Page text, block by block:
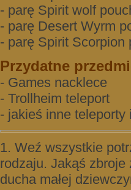
- parę Spirit wolf
- parę Desert Wyrm
- parę Spirit Scorpion
Przydatne
- Games nacklece
- Trollheim teleport
- jakieś inne teleporty
1. Weź wszystkie
rodzaju. Jakąś
ducha małej